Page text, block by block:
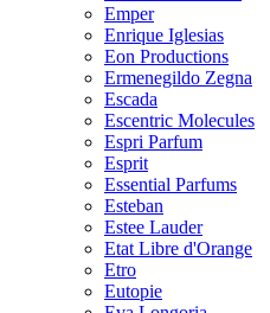
Emper
Enrique Iglesias
Eon Productions
Ermenegildo Zegna
Escada
Escentric Molecules
Espri Parfum
Esprit
Essential Parfums
Esteban
Estee Lauder
Etat Libre d'Orange
Etro
Eutopie